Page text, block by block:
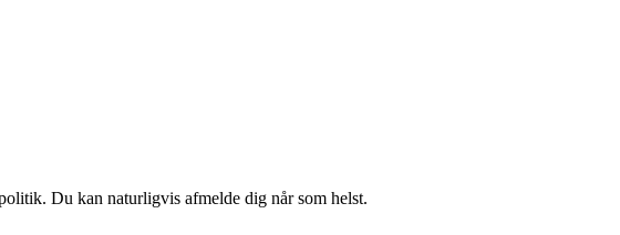
Du kan naturligvis afmelde dig når som helst.